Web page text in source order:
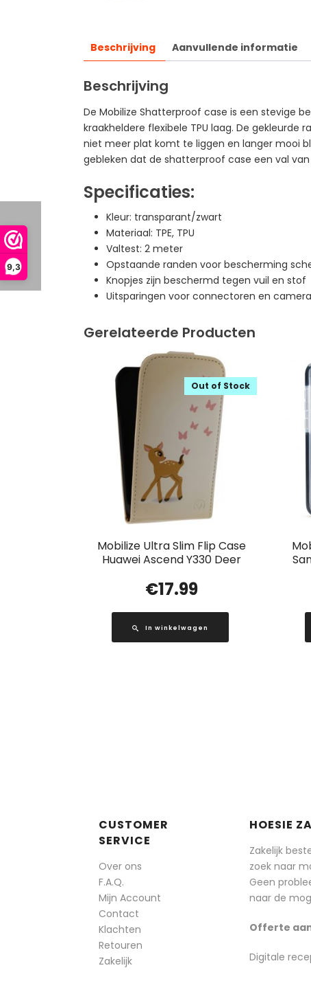
9,3
Beschrijving Aanvullende informatie
Beschrijving
De Mobilize Shatterproof case is een stevige
kraakheldere flexibele TPU laag. De
niet meer plat komt te liggen en langer mooi
gebleken dat de shatterproof case een val
Specificaties:
Kleur: transparant/zwart
Materiaal: TPE, TPU
Valtest: 2 meter
Opstaande randen voor bescherming
Knopjes zijn beschermd tegen vuil en stof
Uitsparingen voor connectoren en camera
Gerelateerde Producten
Mobilize Ultra Slim Flip Case
Huawei Ascend Y330 Deer
Out of Stock
€17.99
In winkelwagen
CUSTOMER
SERVICE
Over ons
F.A.Q.
Mijn Account
Contact
Klachten
Retouren
Zakelijk
HOESIE
Zakelijk
zoek naar
Geen
naar de
Offerte
Digitale